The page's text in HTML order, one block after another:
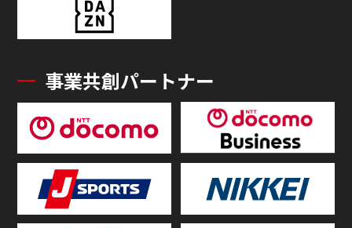
事業共創パートナー